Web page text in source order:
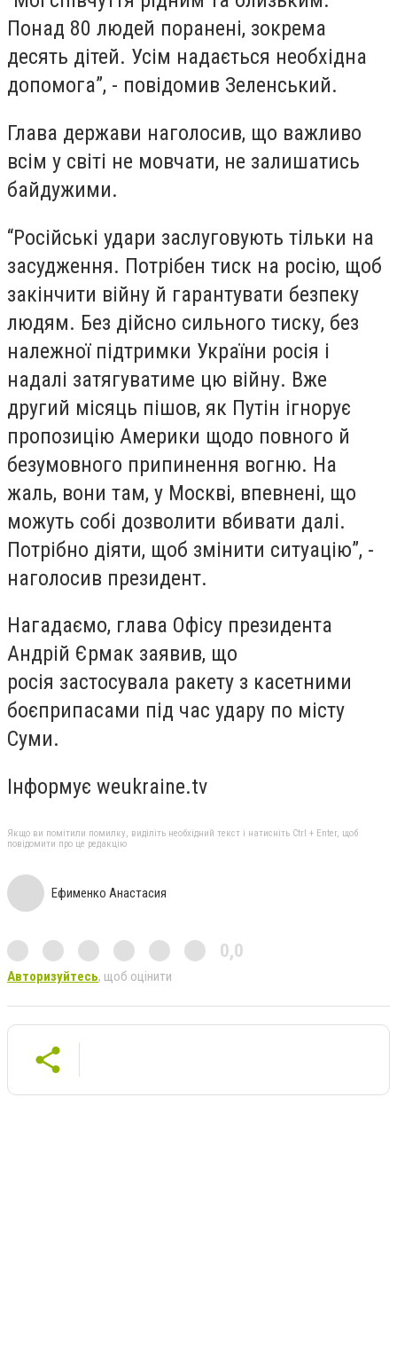
Понад 80 людей поранені, зокрема
десять дітей. Усім надається необхідна
допомога”, - повідомив Зеленський.
Глава держави наголосив, що важливо
всім у світі не мовчати, не залишатись
байдужими.
“Російські удари заслуговують тільки на
засудження. Потрібен тиск на росію, щоб
закінчити війну й гарантувати безпеку
людям. Без дійсно сильного тиску, без
належної підтримки України росія і
надалі затягуватиме цю війну. Вже
другий місяць пішов, як Путін ігнорує
пропозицію Америки щодо повного й
безумовного припинення вогню. На
жаль, вони там, у Москві, впевнені, що
можуть собі дозволити вбивати далі.
Потрібно діяти, щоб змінити ситуацію”, -
наголосив президент.
Нагадаємо, глава Офісу президента
Андрій Єрмак заявив, що
росія застосувала ракету з касетними
боєприпасами під час удару по місту
Суми.
Інформує weukraine.tv
Якщо ви помітили помилку, виділіть необхідний текст і натисніть Ctrl + Enter, щоб
повідомити про це редакцію
Ефименко Анастасия
0,0
Авторизуйтесь, щоб оцінити